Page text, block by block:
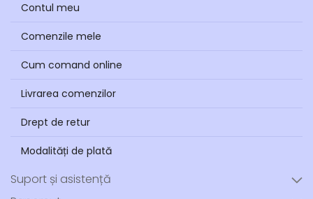
Contul meu
Comenzile mele
Cum comand online
Livrarea comenzilor
Drept de retur
Modalități de plată
Suport și asistență